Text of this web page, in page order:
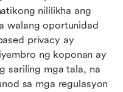
nililikha ang
walang oportunidad
privacy ay
ng koponan ay
sariling mga tala, na
sa mga regulasyon